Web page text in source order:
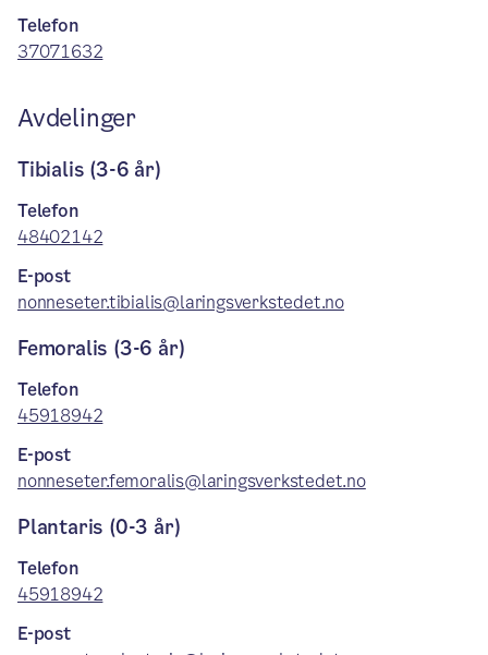
Telefon
37071632
Avdelinger
Tibialis (3-6 år)
Telefon
48402142
E-post
nonneseter.tibialis@laringsverkstedet.no
Femoralis (3-6 år)
Telefon
45918942
E-post
nonneseter.femoralis@laringsverkstedet.no
Plantaris (0-3 år)
Telefon
45918942
E-post